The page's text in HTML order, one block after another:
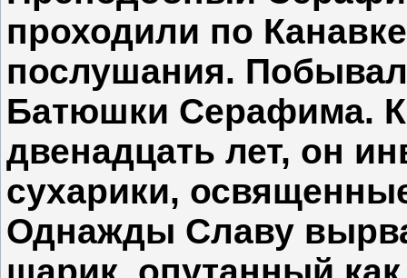
проходили по
послушания.
Батюшки Серафима.
двенадцать лет, он
сухарики,
Однажды Славу